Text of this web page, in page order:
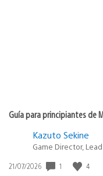
Guía para principiantes de
Kazuto Sekine
Game Director,
Fecha
21/07/2026 1 4